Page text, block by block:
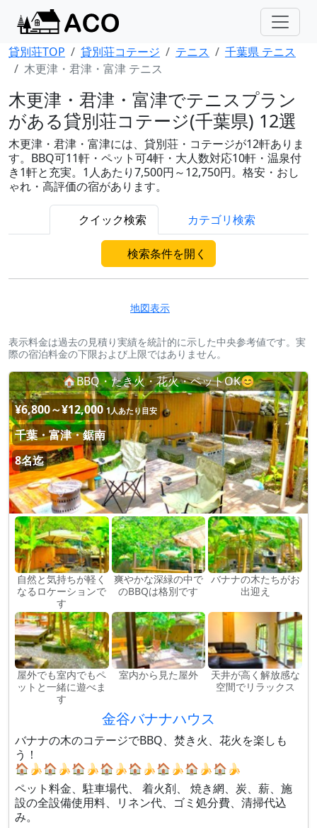
貸別荘TOP 貸別荘コテージ テニス
千葉県 テニス
木更津・君津・富津 テニス
木更津・君津・富津でテニスプラン
がある貸別荘コテージ(千葉県) 12選
木更津・君津・富津には、貸別荘・コテージが12軒ありま
す。BBQ可11軒・ペット可4軒・大人数対応10軒・温泉付
き1軒と充実。1人あたり7,500円～12,750円。格安・おし
ゃれ・高評価の宿があります。
クイック検索 カテゴリ検索
検索条件を開く
地図表示
表示料金は過去の見積り実績を統計的に示した中央参考値です。実
際の宿泊料金の下限および上限ではありません。
🏠BBQ・たき火・花火・ペットOK😊
¥6,800～¥12,000 1人あたり目安
千葉・富津・鋸南
8名迄
自然と気持ちが軽く
なるロケーションで
す
爽やかな深緑の中で
のBBQは格別です
バナナの木たちがお
出迎え
屋外でも室内でもペ
ットと一緒に遊べま
す
室内から見た屋外
天井が高く解放感な
空間でリラックス
金谷バナナハウス
バナナの木のコテージでBBQ、焚き火、花火を楽しも
う！
🏠🍌🏠🍌🏠🍌🏠🍌🏠🍌🏠🍌🏠🍌🏠🍌
ペット料金、駐車場代、 着火剤、 焼き網、炭、薪、施
設の全設備使用料、リネン代、ゴミ処分費、清掃代込
み。